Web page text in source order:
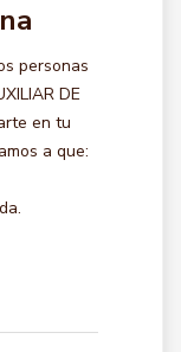
personas
DE
en tu
a que: